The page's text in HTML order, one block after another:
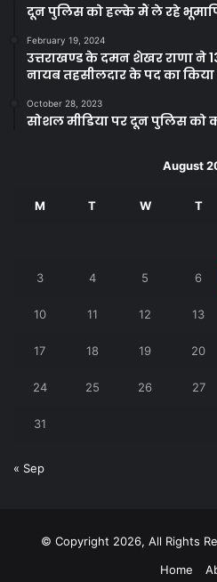
दून पुलिस को हल्के मैं ले रहे
February 19, 2024
उत्तराखण्ड के दमन शेखर राणा ने
नायब तहसीलदार के पद का
October 28, 2023
सोशल मीडिया पर दून पुलिस को
August
M T W T
3 4 5 6
10 11 12 13
17 18 19 20
24 25 26 27
31
« Sep
© Copyright 2026, All Rights
Home